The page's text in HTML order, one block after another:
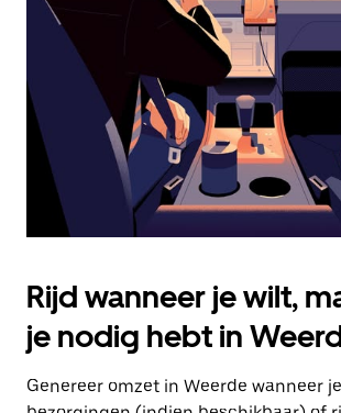
Escape
agenda
te
sluiten.
Rijd wanneer je wilt,
je nodig hebt in
Genereer omzet in Weerde wanneer